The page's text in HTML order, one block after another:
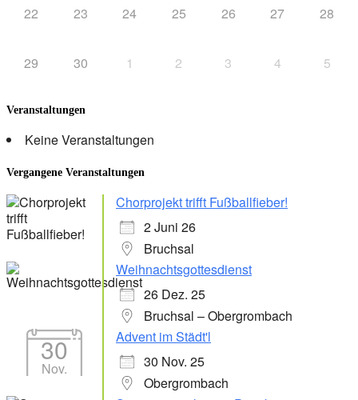
22 23 24 25 26 27 28
29 30 1 2 3 4 5
Veranstaltungen
Keine Veranstaltungen
Vergangene Veranstaltungen
Chorprojekt trifft Fußballfieber!
2 Juni 26
Bruchsal
Weihnachtsgottesdienst
26 Dez. 25
Bruchsal – Obergrombach
30
Nov.
Advent im Städt'l
30 Nov. 25
Obergrombach